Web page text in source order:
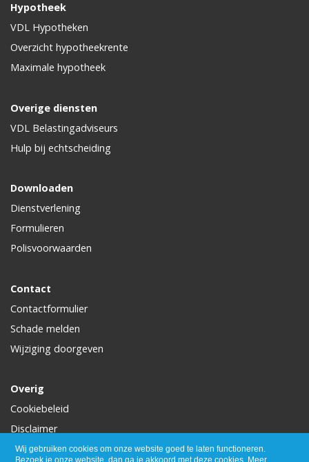
Wij gebruiken cookies om onze website goed te laten functioneren.
Bezoek je onze website, dan ga je akkoord met deze cookies. Meer
Hypotheek
VDL Hypotheken
Overzicht hypotheekrente
Maximale hypotheek
Overige diensten
VDL Belastingadviseurs
Hulp bij echtscheiding
Downloaden
Dienstverlening
Formulieren
Polisvoorwaarden
Contact
Contactformulier
Schade melden
Wijziging doorgeven
Overig
Cookiebeleid
Disclaimer
Privacy